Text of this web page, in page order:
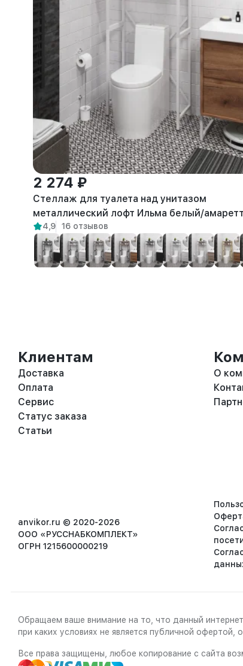
2 274 ₽
Стеллаж для туалета над унитазом
металлический лофт Ильма белый/
4,9 16 отзывов
Клиентам
Доставка
Оплата
Сервис
Статус заказа
Статьи
О
anvikor.ru © 2020-2026
ООО «РУССНАБКОМПЛЕКТ»
ОГРН 1215600000219
Обращаем ваше внимание на то, что данный
при каких условиях не является публичной
Все права защищены, любое копирование с сайта